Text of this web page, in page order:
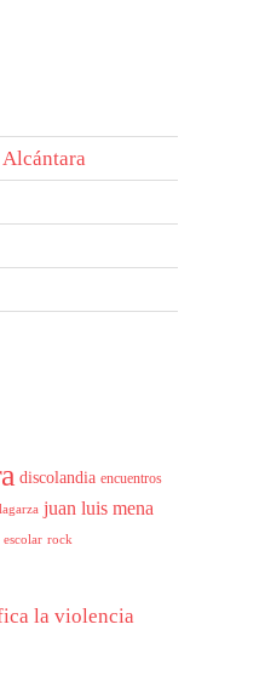
Alcántara
discolandia encuentros
juan luis mena
rock